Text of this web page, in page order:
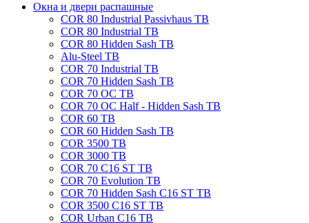
Окна и двери распашные
COR 80 Industrial Passivhaus TB
COR 80 Industrial TB
COR 80 Hidden Sash TB
Alu-Steel TB
COR 70 Industrial TB
COR 70 Hidden Sash TB
COR 70 OC TB
COR 70 OC Half - Hidden Sash TB
COR 60 TB
COR 60 Hidden Sash TB
COR 3500 TB
COR 3000 TB
COR 70 C16 ST TB
COR 70 Evolution TB
COR 70 Hidden Sash C16 ST TB
COR 3500 C16 ST TB
COR Urban C16 TB